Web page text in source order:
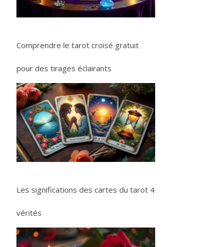
Comprendre le tarot croisé gratuit
pour des tirages éclairants
Les significations des cartes du tarot 4
vérités